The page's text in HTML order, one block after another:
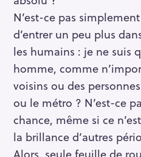
N’est-ce pas
d’entrer un peu plus
les humains : je ne suis
homme, comme
voisins ou des
ou le métro ? N’est-ce
chance, même si ce
la brillance d’autres
Alors, seule feuille de